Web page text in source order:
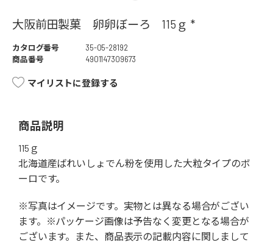
大阪前田製菓 卵卵ぼーろ 115ｇ *
カタログ番号
35-05-28192
商品番号
4901147309673
マイリストに登録する
商品説明
115ｇ
北海道産ばれいしょでん粉を使用した大粒タイプのボ
ーロです。
※写真はイメージです。実物とは異なる場合がござい
ます。※パッケージ画像は予告なく変更となる場合が
ございます。また、商品表示の記載内容に関しまして